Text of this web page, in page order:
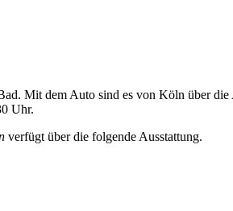
Mit dem Auto sind es von Köln über die
Uhr.
verfügt über die folgende Ausstattung.